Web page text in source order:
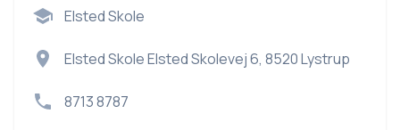
Elsted Skole
Elsted Skole Elsted Skolevej 6, 8520 Lystrup
8713 8787